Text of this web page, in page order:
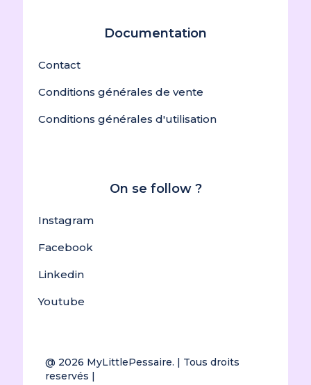
Documentation
Contact
Conditions générales de vente
Conditions générales d'utilisation
On se follow ?
Instagram
Facebook
Linkedin
Youtube
@ 2026 MyLittlePessaire. | Tous droits
reservés |